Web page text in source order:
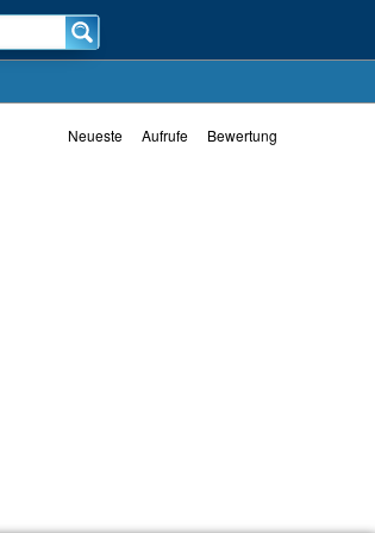
Neueste Aufrufe Bewertung